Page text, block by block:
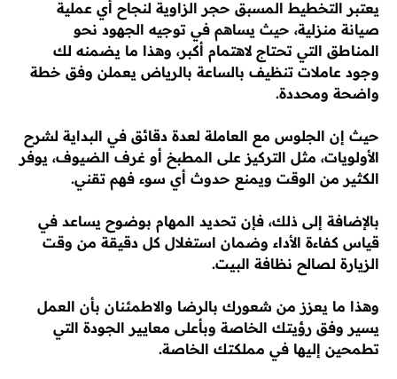
يعتبر التخطيط المسبق حجر الزاوية لنجاح أي عملية
صيانة منزلية، حيث يساهم في توجيه الجهود نحو
المناطق التي تحتاج لاهتمام أكبر، وهذا ما يضمنه لك
وجود عاملات تنظيف بالساعة بالرياض يعملن وفق خطة
واضحة ومحددة.
حيث إن الجلوس مع العاملة لعدة دقائق في البداية لشرح
الأولويات، مثل التركيز على المطبخ أو غرف الضيوف، يوفر
الكثير من الوقت ويمنع حدوث أي سوء فهم تقني.
بالإضافة إلى ذلك، فإن تحديد المهام بوضوح يساعد في
قياس كفاءة الأداء وضمان استغلال كل دقيقة من وقت
الزيارة لصالح نظافة البيت.
وهذا ما يعزز من شعورك بالرضا والاطمئنان بأن العمل
يسير وفق رؤيتك الخاصة وبأعلى معايير الجودة التي
تطمحين إليها في مملكتك الخاصة.